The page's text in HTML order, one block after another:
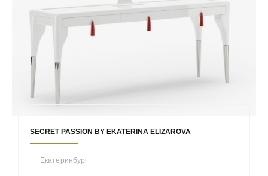
SECRET PASSION BY EKATERINA ELIZAROVA
Екатеринбург